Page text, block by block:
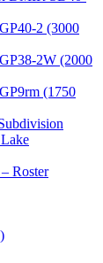
2 (3000
2W (2000
(1750
Roster